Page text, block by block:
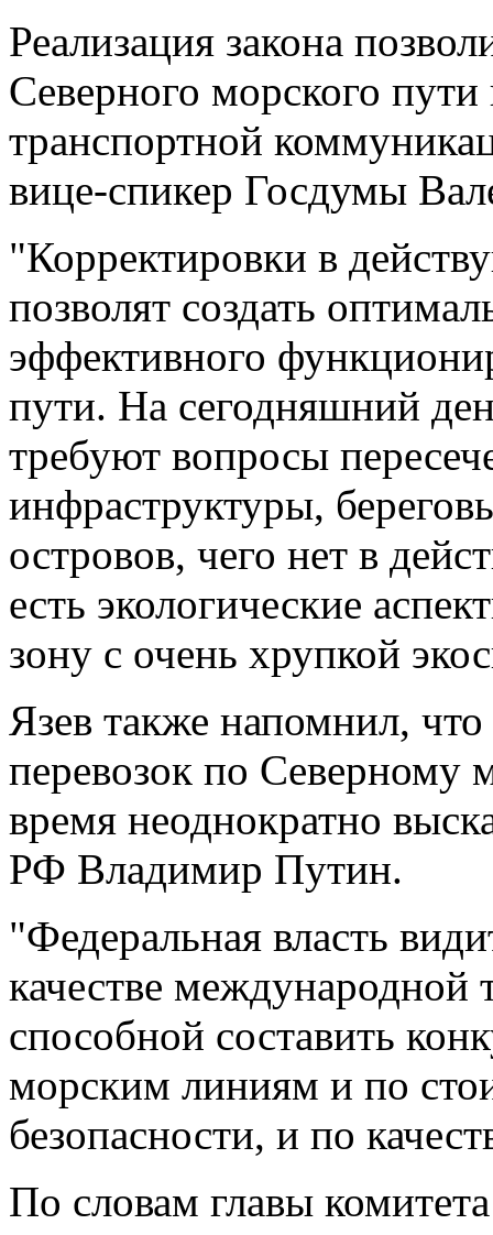
Реализация закона
Северного морского
транспортной
вице-спикер Госдумы
"Корректировки в
позволят создать
эффективного
пути. На сегодняшний
требуют вопросы
инфраструктуры,
островов, чего нет в
есть экологические
зону с очень хрупкой
Язев также напомнил,
перевозок по Северному
время неоднократно
РФ Владимир Путин.
"Федеральная власть
качестве международной
способной составить
морским линиям и по
безопасности, и по
По словам главы